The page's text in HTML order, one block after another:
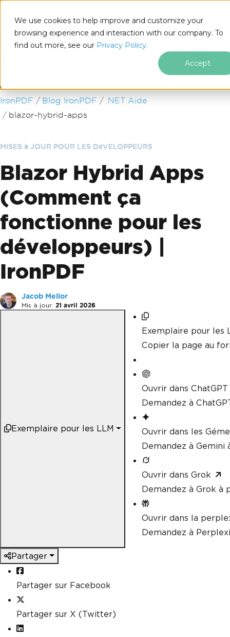
We use cookies to help improve and customize your
browsing experience and interaction with our company. To
find out more, see our Privacy Policy.
Accept
Passer au contenu du pied de page
IronPDF Blog IronPDF
.NET Aide
blazor-hybrid-apps
MISES à JOUR POUR LES DéVELOPPEURS
Blazor Hybrid Apps
(Comment ça
fonctionne pour les
développeurs) |
IronPDF
Jacob Mellor
Mis à jour: 21 avril 2026
Exemplaire pour les LLM
Exemplaire pour les
Copier la page au
Ouvrir dans ChatGPT
Demandez à
Ouvrir dans les
Demandez à
Ouvrir dans Grok
Demandez à Grok à
Ouvrir dans la
Demandez à
Partager
Partager sur Facebook
Partager sur X (Twitter)